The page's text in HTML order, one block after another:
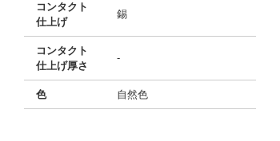
コンタクト
仕上げ
錫
コンタクト
仕上げ厚さ
-
色 自然色